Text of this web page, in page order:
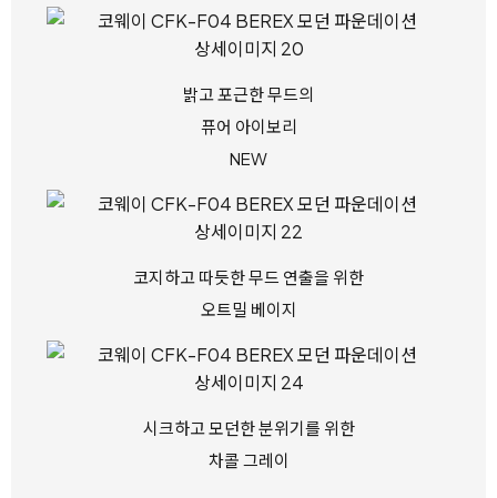
밝고 포근한 무드의
퓨어 아이보리
NEW
코지하고 따듯한 무드 연출을 위한
오트밀 베이지
시크하고 모던한 분위기를 위한
차콜 그레이